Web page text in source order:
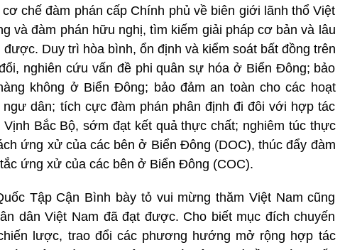
chế đàm phán cấp Chính phủ về biên giới lãnh thổ Việt
và đàm phán hữu nghị, tìm kiếm giải pháp cơ bản và lâu
Duy trì hòa bình, ổn định và kiểm soát bất đồng trên
nghiên cứu vấn đề phi quân sự hóa ở Biển Đông; bảo
không ở Biển Đông; bảo đảm an toàn cho các hoạt
dân; tích cực đàm phán phân định đi đôi với hợp tác
Bắc Bộ, sớm đạt kết quả thực chất; nghiêm túc thực
ứng xử của các bên ở Biển Đông (DOC), thúc đẩy đàm
ứng xử của các bên ở Biển Đông (COC).
Tập Cận Bình bày tỏ vui mừng thăm Việt Nam cũng
dân Việt Nam đã đạt được. Cho biết mục đích chuyến
lược, trao đổi các phương hướng mở rộng hợp tác